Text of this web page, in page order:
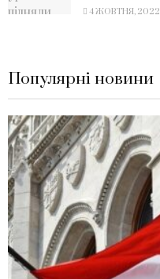
4 ЖОВТНЯ, 2022
Популярні новини